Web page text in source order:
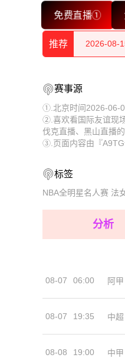
免费直播①
推荐
2026-08-
2026-08-
2026-08-
2026-08-
2026-08-
2026-08-
2026-08-
2026-08-
2026-08-
2026-08-
赛事源
①.北京时间2026-06-
②.喜欢看国际友谊现
伐克直播、黑山直播
③.页面内容由『A9TG
标签
NBA全明星名人赛 法
分析
08-07 06:00 阿甲
08-07 19:35 中超
08-08 19:00 中甲